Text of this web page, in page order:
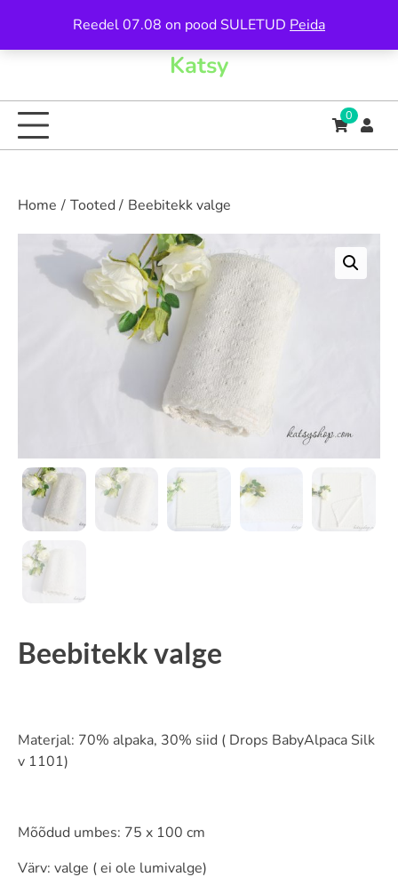
Reedel 07.08 on pood SULETUD Peida
content
Katsy
0
Home Tooted Beebitekk valge
Beebitekk valge
Materjal: 70% alpaka, 30% siid ( Drops BabyAlpaca Silk
v 1101)
Mõõdud umbes: 75 x 100 cm
Värv: valge ( ei ole lumivalge)